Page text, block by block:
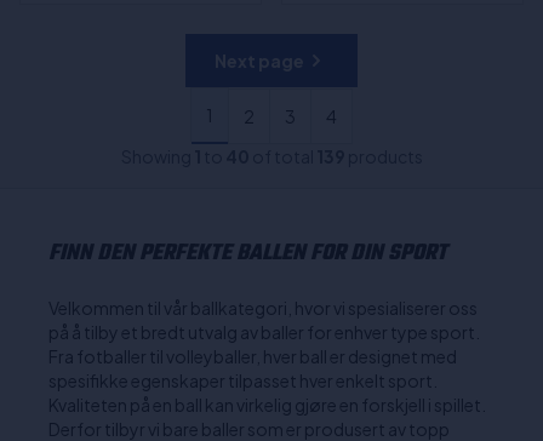
1 2 3
4
FINN DEN PERFEKTE BALLEN FOR DIN SPORT
Velkommen til vår ballkategori, hvor vi spesialiserer oss
på å tilby et bredt utvalg av baller for enhver type sport.
Fra fotballer til volleyballer, hver ball er designet med
spesifikke egenskaper tilpasset hver enkelt sport.
Kvaliteten på en ball kan virkelig gjøre en forskjell i spillet.
Derfor tilbyr vi bare baller som er produsert av topp